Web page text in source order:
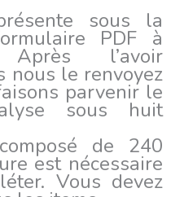
sous la
PDF à
Après l’avoir
nous le renvoyez
parvenir le
sous huit
de 240
est nécessaire
Vous devez